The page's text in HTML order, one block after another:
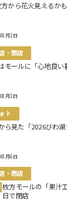
から花火見えるかも
8月2日
・閉店
モールに「心地良
8月2日
ト
ら見た「2026びわ湖
8月6日
・閉店
枚方モールの「果汁
日で閉店